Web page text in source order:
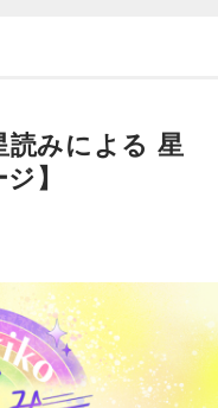
ドネシアで初のパフ
アナウンスを聞いた
ステージを使ってパ
違いなく素晴らしい
せん！
シアが独立記念日を
っています。街全体が
情報を届けてくれま
FM」のDJ Fadil
た。
みによる 星
】